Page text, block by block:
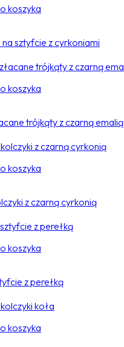
koszyka
sztyfcie z cyrkoniami
koszyka
trójkąty z czarną emalią
koszyka
z czarną cyrkonią
koszyka
z perełką
koszyka